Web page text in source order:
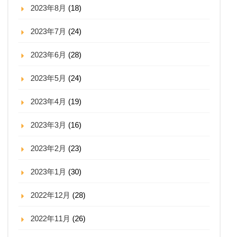
2023年8月 (18)
2023年7月 (24)
2023年6月 (28)
2023年5月 (24)
2023年4月 (19)
2023年3月 (16)
2023年2月 (23)
2023年1月 (30)
2022年12月 (28)
2022年11月 (26)